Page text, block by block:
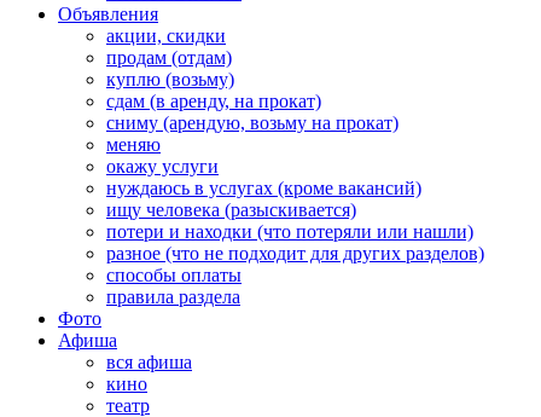
Объявления
акции, скидки
продам (отдам)
куплю (возьму)
сдам (в аренду, на прокат)
сниму (арендую, возьму на прокат)
меняю
окажу услуги
нуждаюсь в услугах (кроме вакансий)
ищу человека (разыскивается)
потери и находки (что потеряли или нашли)
разное (что не подходит для других разделов)
способы оплаты
правила раздела
Фото
Афиша
вся афиша
кино
театр